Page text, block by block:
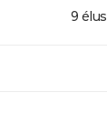
9 élus